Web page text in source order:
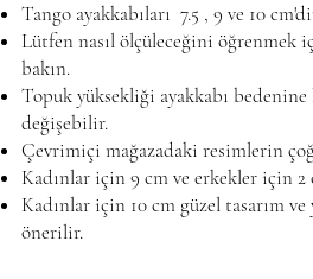
Tango ayakkabıları 7.5 , 9 ve 10
Lütfen nasıl ölçüleceğini öğrenmek
bakın.
Topuk yüksekliği ayakkabı bedenine
değişebilir.
Çevrimiçi mağazadaki resimlerin
Kadınlar için 9 cm ve erkekler için 2
Kadınlar için 10 cm güzel tasarım
önerilir.